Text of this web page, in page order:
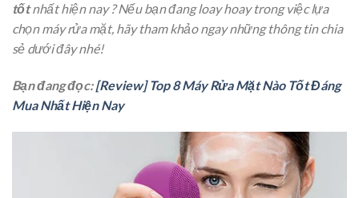
tốtnhất hiện nay ? Nếu bạn đang loay hoay trong việc lựa
chọn máy rửa mặt, hãy tham khảo ngay những thông tin chia
sẻ dưới đây nhé!
Bạn đang đọc:[Review] Top 8 Máy Rửa Mặt Nào Tốt Đáng
Mua Nhất Hiện Nay